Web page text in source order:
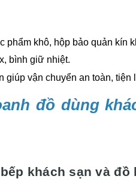
phẩm khô, hộp bảo quản kín
bình giữ nhiệt.
giúp vận chuyển an toàn, tiện
đồ dùng
khách sạn và đồ